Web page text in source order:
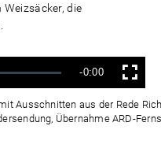
die
Verbleibende
Zeit
-0:00 Vollbild
Ausschnitten aus der Rede
Übernahme ARD-